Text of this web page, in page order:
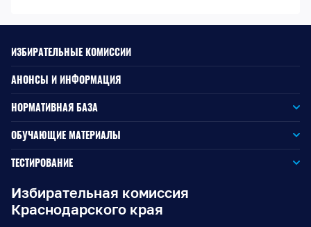
Избирательная комиссия
Краснодарского края
ИЗБИРАТЕЛЬНЫЕ КОМИССИИ
АНОНСЫ И ИНФОРМАЦИЯ
НОРМАТИВНАЯ БАЗА
Законодательство РФ
Законодательство КК
Документы ЦИК России
Документы ИККК
ОБУЧАЮЩИЕ МАТЕРИАЛЫ
Для окружной избирательной комиссии
Для территориальной избирательной комиссии
Для участковой избирательной комиссии
ТЕСТИРОВАНИЕ
Для членов участковых избирательных комиссий